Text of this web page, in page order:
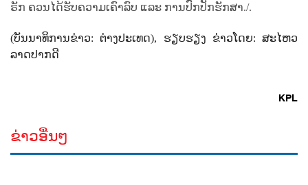
ຣັກ​ ຄວນ​ໄດ້​ຮັບ​ຄວາມ​ເຄົາ​ລົບ ​ແລະ ​ການ​ປົກ​ປັກ​ຮັກ​ສາ./.
(ບັນນາທິການຂ່າວ: ຕ່າງປະເທດ), ຮຽບຮຽງ ຂ່າວໂດຍ: ສະໄຫວ
ລາດປາກດີ
KPL
ຂ່າວອື່ນໆ